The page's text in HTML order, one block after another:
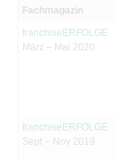
Fachmagazin
franchiseERFOLGE
März – Mai 2020
franchiseERFOLGE
Sept – Nov 2019